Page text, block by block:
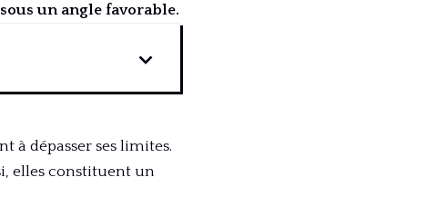
un angle favorable.
à dépasser ses limites.
elles constituent un